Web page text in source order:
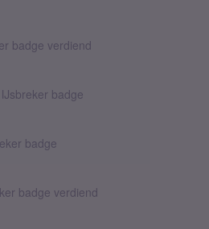
badge verdiend
badge
badge
badge verdiend